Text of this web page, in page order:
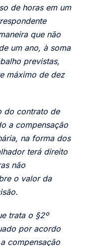
de horas em um
que não
um ano, à soma
previstas,
máximo de dez
do contrato de
a compensação
na forma dos
terá direito
não
o valor da
trata o §2º
por acordo
compensação